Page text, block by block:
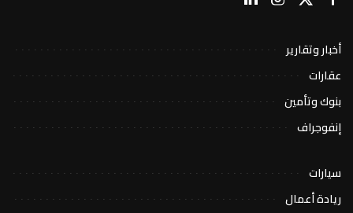
أخبار وتقارير
عقارات
بنوك وتأمين
إنفوجراف
سيارات
ريادة أعمال